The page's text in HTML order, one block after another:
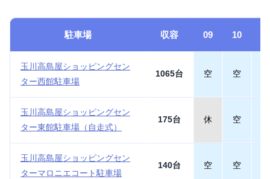
駐車場 収容 09 10
玉川高島屋ショッピングセン
ター西館駐車場
1065台 空 空
玉川高島屋ショッピングセン
ター東館駐車場（自走式）
175台 休 空
玉川高島屋ショッピングセン
ターマロニエコート駐車場
140台 空 空